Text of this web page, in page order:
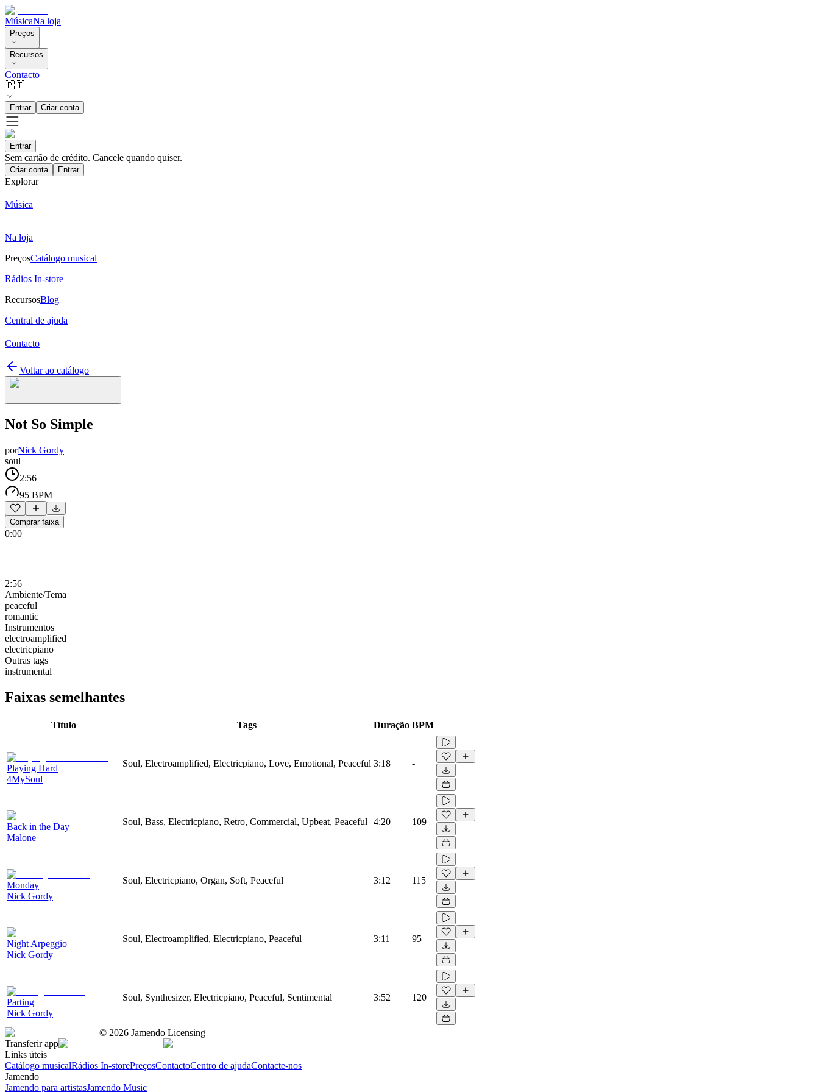
MúsicaNa loja
Preços
Recursos
Contacto
🇵🇹
Entrar Criar conta
Entrar
Sem cartão de crédito. Cancele quando quiser.
Criar conta Entrar
Explorar
Música
Na loja
PreçosCatálogo musical
Rádios In-store
RecursosBlog
Central de ajuda
Contacto
Voltar ao catálogo
Not So Simple
porNick Gordy
soul
2:56
95 BPM
Comprar faixa
0:00
2:56
Ambiente/Tema
peaceful
romantic
Instrumentos
electroamplified
electricpiano
Outras tags
instrumental
Faixas semelhantes
Título Tags Duração BPM
Playing Hard
4MySoul
Soul, Electroamplified, Electricpiano, Love, Emotional, Peaceful 3:18 -
Back in the Day
Malone
Soul, Bass, Electricpiano, Retro, Commercial, Upbeat, Peaceful 4:20 109
Monday
Nick Gordy
Soul, Electricpiano, Organ, Soft, Peaceful 3:12 115
Night Arpeggio
Nick Gordy
Soul, Electroamplified, Electricpiano, Peaceful 3:11 95
Parting
Nick Gordy
Soul, Synthesizer, Electricpiano, Peaceful, Sentimental 3:52 120
© 2026 Jamendo Licensing
Transferir app
Links úteis
Catálogo musicalRádios In-storePreçosContactoCentro de ajudaContacte-nos
Jamendo
Jamendo para artistasJamendo Music